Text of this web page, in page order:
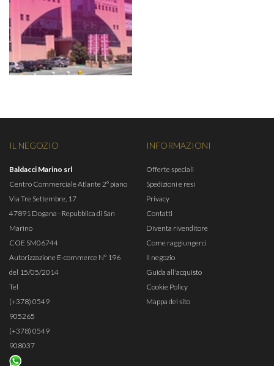
IL NEGOZIO
Baldacci Marino srl
Centro Commerciale Atlante 2° piano
Via Tre Settembre, 17
47891 Dogana - Repubblica di San
Marino
COE SM06744
Autorizzazione E-commerce N° 196
del 15/05/2014
Tel
(+378) 0549
905265
(+378) 0549
908037
INFORMAZIONI
Offerte speciali
Spedizioni e resi
Privacy
Contatti
Diventa rivenditore
Come raggiungerci
Il negozio
Guida all'acquisto
Cookie Policy
Mappa del sito